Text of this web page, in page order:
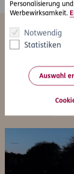
Personalisierung
Werbewirksamkeit.
Notwendig
Statistiken
Auswahl
Das
Alle